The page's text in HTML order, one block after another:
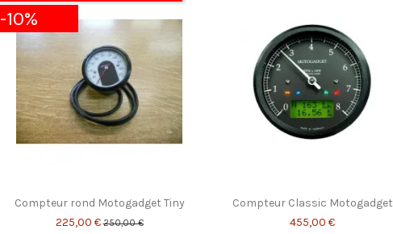
-10%
Compteur rond Motogadget Tiny
225,00 €250,00 €
Compteur Classic Motogadget
455,00 €